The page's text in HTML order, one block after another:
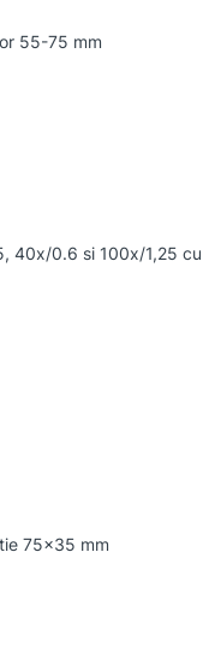
55-75 mm
40x/0.6 si 100x/1,25 cu
75×35 mm